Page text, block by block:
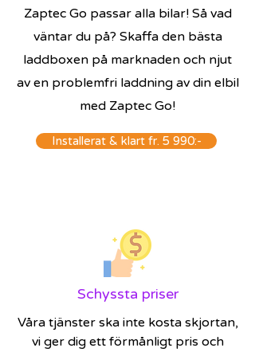
Zaptec Go passar alla bilar! Så vad
väntar du på? Skaffa den bästa
laddboxen på marknaden och njut
av en problemfri laddning av din elbil
med Zaptec Go!
Installerat & klart fr. 5 990:-
Schyssta priser
Våra tjänster ska inte kosta skjortan,
vi ger dig ett förmånligt pris och